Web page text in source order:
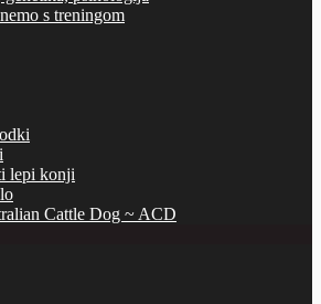
s treningom
lepi konji
Cattle Dog ~ ACD